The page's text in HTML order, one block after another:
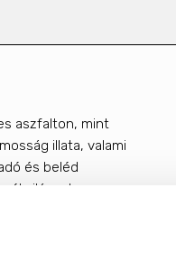
aszfalton, mint
illata, valami
és beléd
a